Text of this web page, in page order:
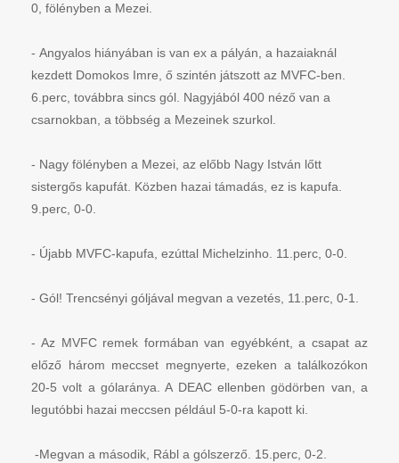
0, fölényben a Mezei.
- Angyalos hiányában is van ex a pályán, a hazaiaknál
kezdett Domokos Imre, ő szintén játszott az MVFC-ben.
6.perc, továbbra sincs gól. Nagyjából 400 néző van a
csarnokban, a többség a Mezeinek szurkol.
- Nagy fölényben a Mezei, az előbb Nagy István lőtt
sistergős kapufát. Közben hazai támadás, ez is kapufa.
9.perc, 0-0.
- Újabb MVFC-kapufa, ezúttal Michelzinho. 11.perc, 0-0.
- Gól! Trencsényi góljával megvan a vezetés, 11.perc, 0-1.
- Az MVFC remek formában van egyébként, a csapat az
előző három meccset megnyerte, ezeken a találkozókon
20-5 volt a gólaránya. A DEAC ellenben gödörben van, a
legutóbbi hazai meccsen például 5-0-ra kapott ki.
-Megvan a második, Rábl a gólszerző. 15.perc, 0-2.